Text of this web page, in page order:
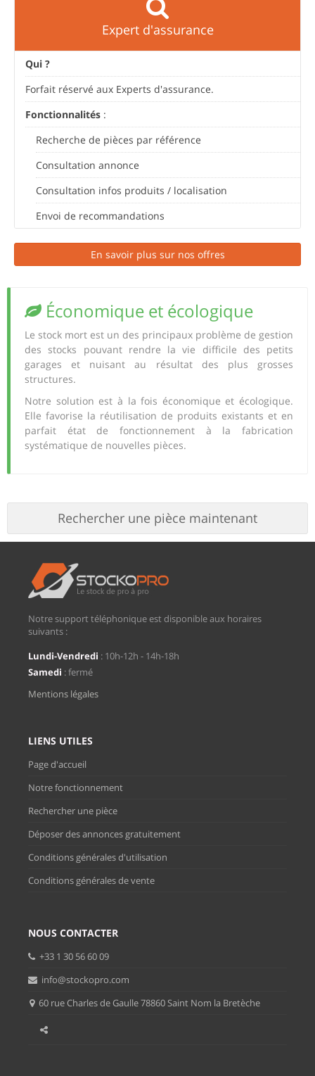
Expert d'assurance
Qui ?
Forfait réservé aux Experts d'assurance.
Fonctionnalités :
Recherche de pièces par référence
Consultation annonce
Consultation infos produits / localisation
Envoi de recommandations
En savoir plus sur nos offres
Économique et écologique
Le stock mort est un des principaux problème de gestion
des stocks pouvant rendre la vie difficile des petits
garages et nuisant au résultat des plus grosses
structures.
Notre solution est à la fois économique et écologique.
Elle favorise la réutilisation de produits existants et en
parfait état de fonctionnement à la fabrication
systématique de nouvelles pièces.
Rechercher une pièce maintenant
Notre support téléphonique est disponible aux horaires
suivants :
Lundi-Vendredi : 10h-12h - 14h-18h
Samedi : fermé
Mentions légales
LIENS UTILES
Page d'accueil
Notre fonctionnement
Rechercher une pièce
Déposer des annonces gratuitement
Conditions générales d'utilisation
Conditions générales de vente
NOUS CONTACTER
+33 1 30 56 60 09
info@stockopro.com
60 rue Charles de Gaulle 78860 Saint Nom la Bretèche